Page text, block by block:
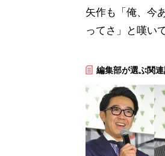
矢作も「俺、今
ってさ」と嘆い
編集部が選ぶ関